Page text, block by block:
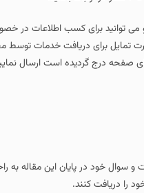
و می توانید برای کسب اطلاعات در
همچنین در صورت تمایل برای دریافت
صفحه درج گردیده است ارسال
و سوال خود در پایان این مقاله
را دریافت کنند.